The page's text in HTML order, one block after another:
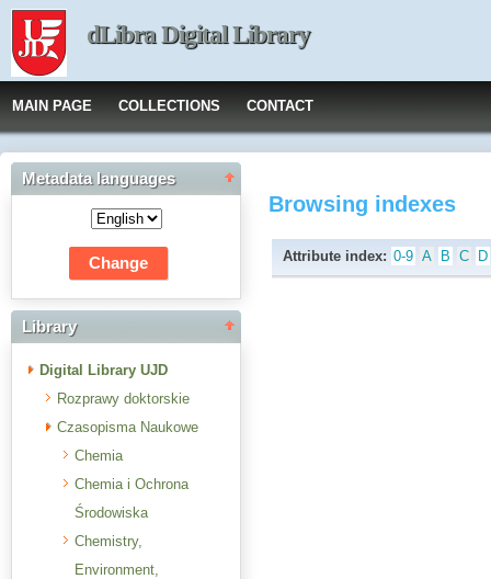
dLibra Digital Library
MAIN PAGE COLLECTIONS CONTACT
Metadata languages
Library
Digital Library UJD
Rozprawy doktorskie
Czasopisma Naukowe
Chemia
Chemia i Ochrona
Środowiska
Chemistry,
Environment,
Browsing indexes
Attribute index: 0-9 A B C D